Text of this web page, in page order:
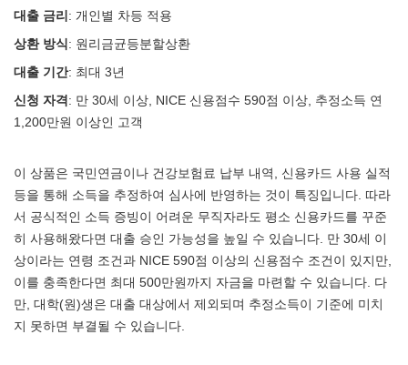
대출 금리 : 개인별 차등 적용
상환 방식: 원리금균등분할상환
대출 기간: 최대 3년
신청 자격 : 만 30세 이상, NICE 신용점수 590점 이상, 추정소득 연
1,200만원 이상인 고객
이 상품은 국민연금이나 건강보험료 납부 내역, 신용카드 사용 실적
등을 통해 소득을 추정하여 심사에 반영하는 것이 특징입니다. 따라
서 공식적인 소득 증빙이 어려운 무직자라도 평소 신용카드를 꾸준
히 사용해왔다면 대출 승인 가능성을 높일 수 있습니다. 만 30세 이
상이라는 연령 조건과 NICE 590점 이상의 신용점수 조건이 있지만,
이를 충족한다면 최대 500만원까지 자금을 마련할 수 있습니다. 다
만, 대학(원)생은 대출 대상에서 제외되며 추정소득이 기준에 미치
지 못하면 부결될 수 있습니다.